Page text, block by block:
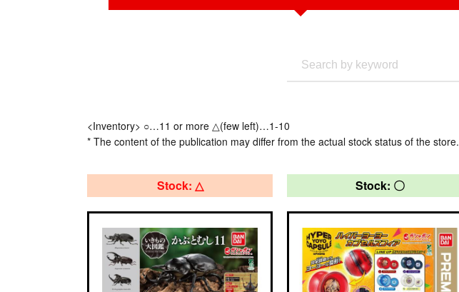
<Inventory> ○…11 or more △(few left)…1-10
* The content of the publication may differ from the actual stock status of the store.
Stock: △ Stock: 〇